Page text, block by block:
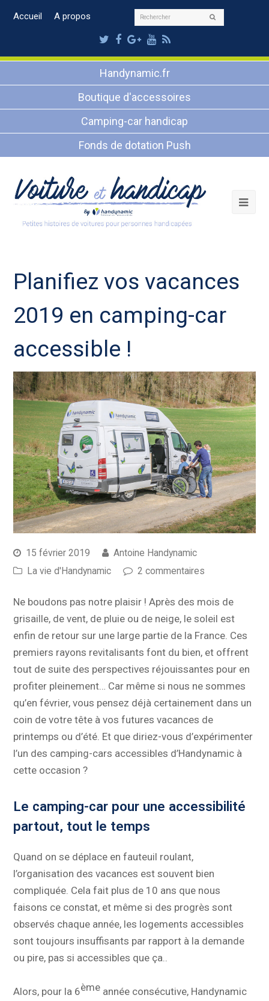
Accueil A propos Rechercher
Twitter
Facebook
Google
Plus
Youtube
RSS
Handynamic.fr
Boutique d'accessoires
Camping-car handicap
Fonds de dotation Push
Planifiez vos vacances
2019 en camping-car
accessible !
15 février 2019
Antoine Handynamic
La vie d'Handynamic
2 commentaires
Ne boudons pas notre plaisir ! Après des mois de
grisaille, de vent, de pluie ou de neige, le soleil est
enfin de retour sur une large partie de la France. Ces
premiers rayons revitalisants font du bien, et offrent
tout de suite des perspectives réjouissantes pour en
profiter pleinement… Car même si nous ne sommes
qu’en février, vous pensez déjà certainement dans un
coin de votre tête à vos futures vacances de
printemps ou d’été. Et que diriez-vous d’expérimenter
l’un des camping-cars accessibles d’Handynamic à
cette occasion ?
Le camping-car pour une accessibilité
partout, tout le temps
Quand on se déplace en fauteuil roulant,
l’organisation des vacances est souvent bien
compliquée. Cela fait plus de 10 ans que nous
faisons ce constat, et même si des progrès sont
observés chaque année, les logements accessibles
sont toujours insuffisants par rapport à la demande
ou pire, pas si accessibles que ça..
Alors, pour la 6ème année consécutive, Handynamic